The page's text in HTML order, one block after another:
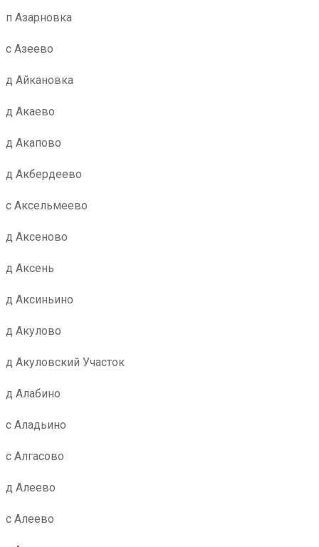
п Азарновка
с Азеево
д Айкановка
д Акаево
д Акапово
д Акбердеево
с Аксельмеево
д Аксеново
д Аксень
д Аксиньино
д Акулово
д Акуловский Участок
д Алабино
с Аладьино
с Алгасово
д Алеево
с Алеево